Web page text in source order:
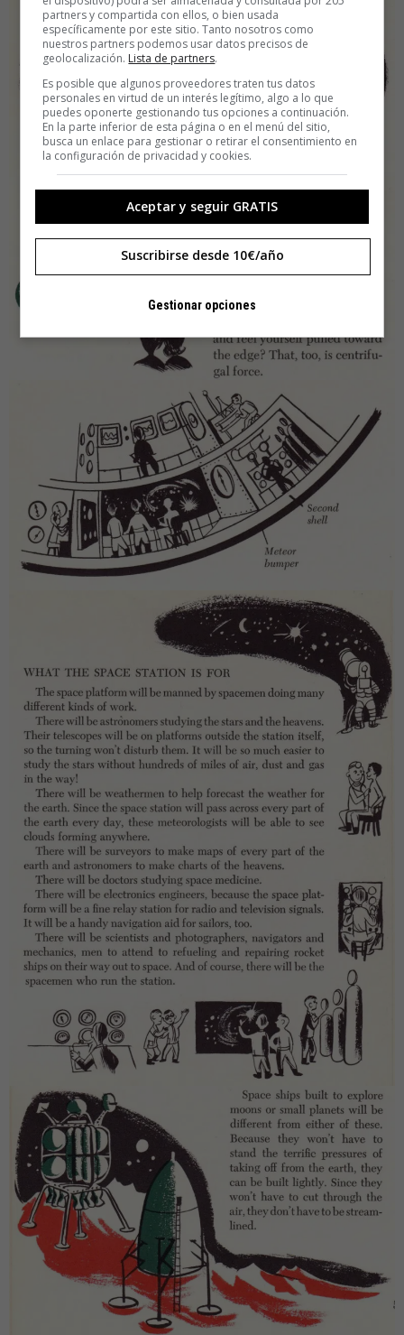
partners y compartida con ellos, o bien usada
específicamente por este sitio. Tanto nosotros como
nuestros partners podemos usar datos precisos de
geolocalización. Lista de partners.
Es posible que algunos proveedores traten tus datos
personales en virtud de un interés legítimo, algo a lo que
puedes oponerte gestionando tus opciones a continuación.
En la parte inferior de esta página o en el menú del sitio,
busca un enlace para gestionar o retirar el consentimiento en
la configuración de privacidad y cookies.
Aceptar y seguir GRATIS
Suscribirse desde 10€/año
Gestionar opciones